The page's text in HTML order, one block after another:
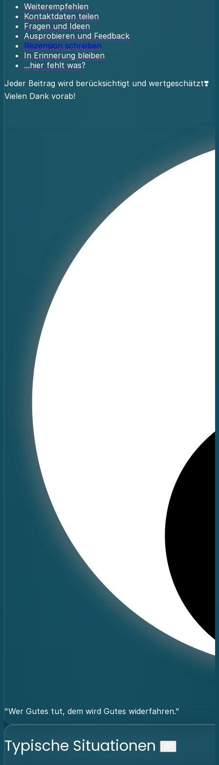
Weiterempfehlen
Kontaktdaten teilen
Fragen und Ideen
Ausprobieren und Feedback
Rezension schreiben
In Erinnerung bleiben
...hier fehlt was?
Jeder Beitrag wird berücksichtigt und wertgeschätzt❣️
Vielen Dank vorab!
"Wer Gutes tut, dem wird Gutes widerfahren."
Typische Situationen